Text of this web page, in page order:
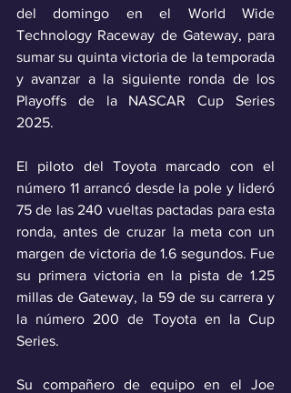
del domingo en el World Wide
Technology Raceway de Gateway, para
sumar su quinta victoria de la temporada
y avanzar a la siguiente ronda de los
Playoffs de la NASCAR Cup Series
2025.
El piloto del Toyota marcado con el
número 11 arrancó desde la pole y lideró
75 de las 240 vueltas pactadas para esta
ronda, antes de cruzar la meta con un
margen de victoria de 1.6 segundos. Fue
su primera victoria en la pista de 1.25
millas de Gateway, la 59 de su carrera y
la número 200 de Toyota en la Cup
Series.
Su compañero de equipo en el Joe